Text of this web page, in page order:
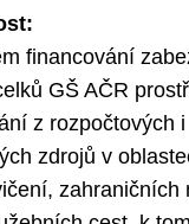
financování
GŠ AČR
z rozpočtových i
zdrojů v
zahraničních